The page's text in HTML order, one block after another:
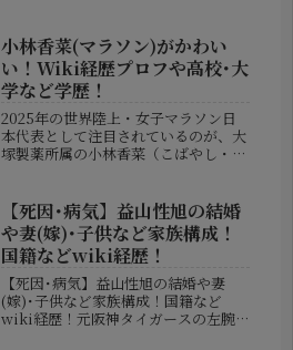
開で注目を集める一方で、その人生観
や人柄にも関心が寄せられています。
本...
小林香菜(マラソン)がかわい
い！Wiki経歴プロフや高校･大
学など学歴！
2025年の世界陸上・女子マラソン日
本代表として注目されているのが、大
塚製薬所属の小林香菜（こばやし・か
て応援したくなる」とSNSでも人気急
上昇中の彼女。この記事では、小林...
【死因･病気】益山性旭の結婚
や妻(嫁)･子供など家族構成！
国籍などwiki経歴！
【死因･病気】益山性旭の結婚や妻
(嫁)･子供など家族構成！国籍など
wiki経歴！元阪神タイガースの左腕